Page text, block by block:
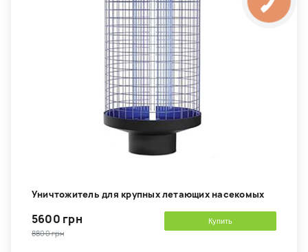
Уничтожитель для крупных летающих насекомых
5600 грн
8800 грн
Купить